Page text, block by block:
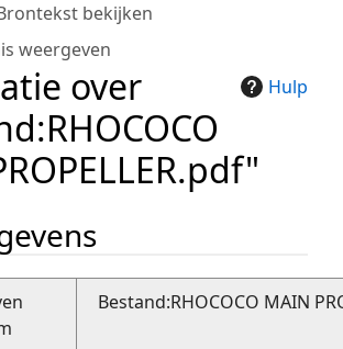
bekijken
weergeven
Hulp
over
Bestand:RHOCOCO MAIN